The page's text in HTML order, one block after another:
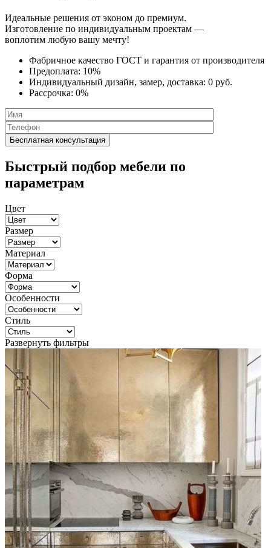
Идеальные решения от эконом до премиум.
Изготовление по индивидуальным проектам —
воплотим любую вашу мечту!
Фабричное качество ГОСТ и гарантия от производителя
Предоплата: 10%
Индивидуальный дизайн, замер, доставка: 0 руб.
Рассрочка: 0%
Быстрый подбор мебели по
параметрам
Цвет
Размер
Материал
Форма
Особенности
Стиль
Развернуть фильтры